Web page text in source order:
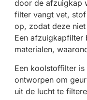
door de afzuigkap
filter vangt vet,
op, zodat deze
Een afzuigkapfilter
materialen,
Een koolstoffilter
ontworpen om
uit de lucht te